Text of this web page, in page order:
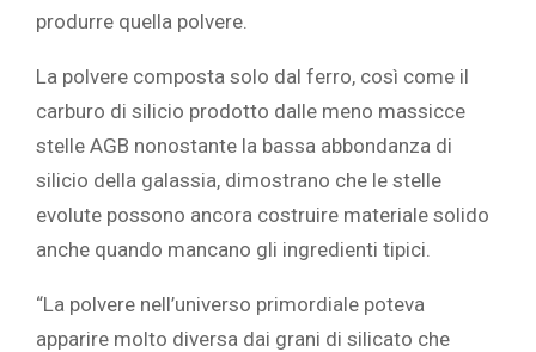
produrre quella polvere.
La polvere composta solo dal ferro, così come il
carburo di silicio prodotto dalle meno massicce
stelle AGB nonostante la bassa abbondanza di
silicio della galassia, dimostrano che le stelle
evolute possono ancora costruire materiale solido
anche quando mancano gli ingredienti tipici.
“La polvere nell’universo primordiale poteva
apparire molto diversa dai grani di silicato che